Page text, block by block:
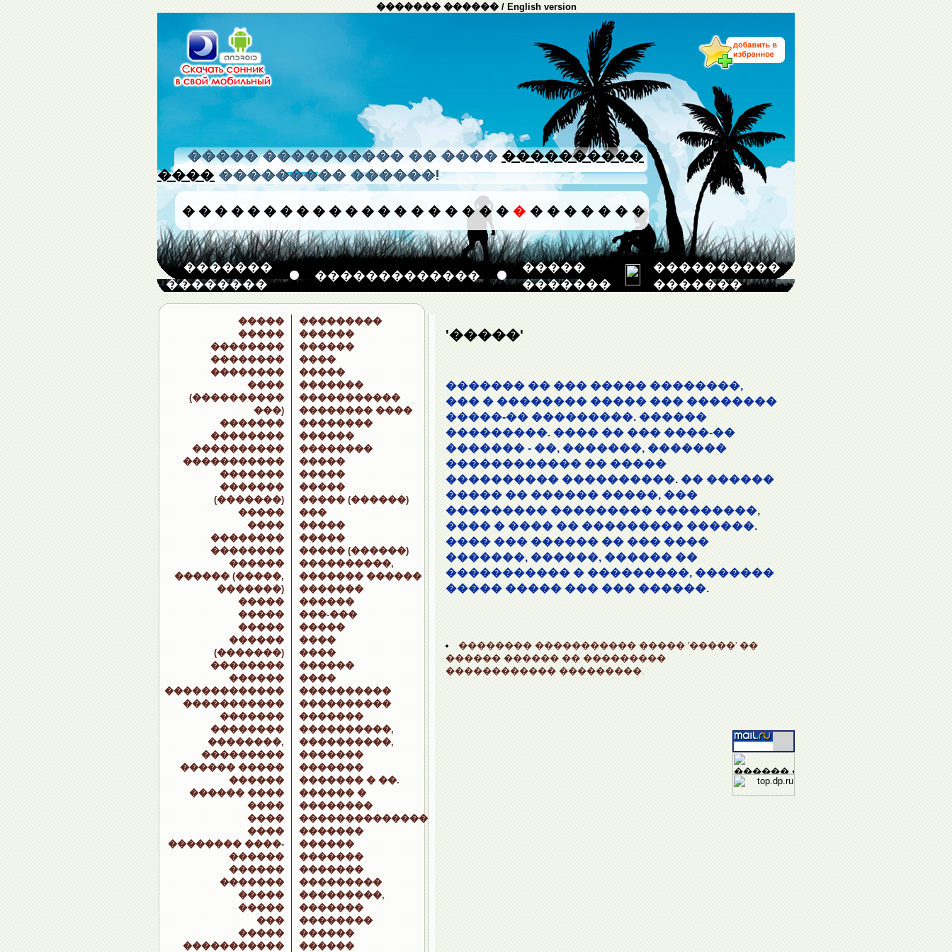
������� ������/ English version
����� ���������� �� ���� ����������
���� ��������� ������!
� � � � � � � � � � � � � � � � � � � � � � � � � � � �
�������
��������
�������������
�����
�������
����������
�������
�����
�����
��������
��������
��������
����
(����������
���)
�������
��������
����������
�����������
�������
�������
(�������)
�����
����
��������
��������
������
������ (�����,
�������)
�����
�����
�����
������
(�������)
��������
������
�������������
�����������
�������
��������
��������,
���������
������ �����
������
������ ����
����
����
����
�������� ����-
������
������
�������
�����
�����
���
�����
�����������
���������
������
������
����
�����
�������
�����������
�������� ����
��������
������
��������
�����
�����
�����
����� (������)
���
�����
�����
����� (������)
����������,
������� ������
�������
������
���-���
�����
����
����
������
����
����������
����������
�������
����������,
����������,
�������
�������
������� � ��.
������ �
��������
��������������
�������
������
�������
�������
���������
���������,
�������
��������
������
������
'�����'
������� �� ��� ����� ��������,
��� � �������� ����� ��� ��������
�����-�� ���������. ������
���������. ���� �� ��� ����-��
������� - ��, �������, �������
������������ �� �����
���������� ����������. �� ������
����� �� ������ �����, ���
��������� ��������� ���������,
���� � ���� �� ��������� ������.
���� ��� ������ �� ��� ����
�������, ������, ������ ��
����������� � ���������, �������
����� ����� ��� ��� ������.
�������� ����������� ����� '�����' ��
������ ������ �� ���������
������������ ���������.